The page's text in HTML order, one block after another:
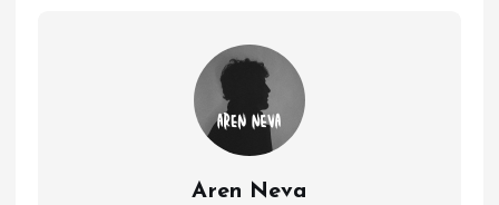
Aren Neva